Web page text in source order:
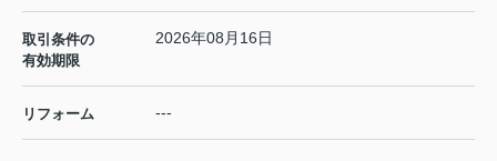
取引条件の
有効期限
2026年08月16日
リフォーム ---